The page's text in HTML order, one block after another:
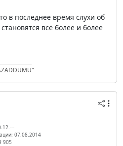
в последнее время слухи об
всё более и более
07.08.2014
905